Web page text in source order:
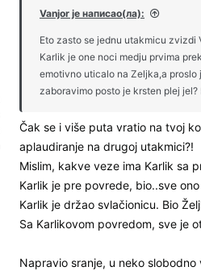
Vanjor је написао(ла):
Eto zasto se jednu utakmicu zvizdi
Karlik je one noci medju prvima
emotivno uticalo na Zeljka,a
zaboravimo posto je krsten plej
Čak se i više puta vratio na tvoj
aplaudiranje na drugoj utakmici?!
Mislim, kakve veze ima Karlik sa
Karlik je pre povrede, bio..sve
Karlik je držao svlačionicu. Bio
Sa Karlikovom povredom, sve je
Napravio sranje, u neko slobodno